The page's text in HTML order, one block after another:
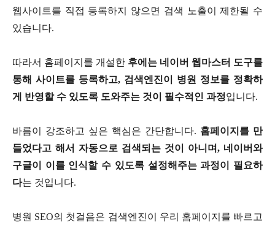
웹사이트를 직접 등록하지 않으면 검색 노출이 제한될 수
있습니다.
따라서 홈페이지를 개설한 후에는 네이버 웹마스터 도구를
통해 사이트를 등록하고, 검색엔진이 병원 정보를 정확하
게 반영할 수 있도록 도와주는 것이 필수적인 과정입니다.
바름이 강조하고 싶은 핵심은 간단합니다. 홈페이지를 만
들었다고 해서 자동으로 검색되는 것이 아니며, 네이버와
구글이 이를 인식할 수 있도록 설정해주는 과정이 필요하
다는 것입니다.
병원 SEO의 첫걸음은 검색엔진이 우리 홈페이지를 빠르고